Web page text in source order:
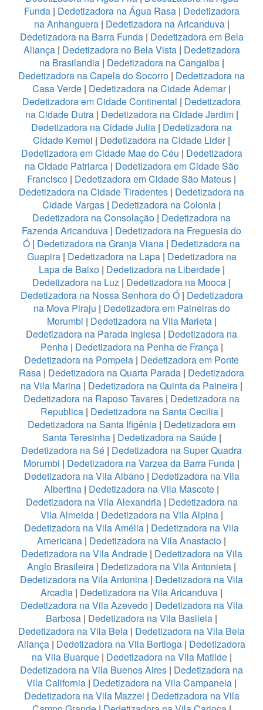
Funda| Dedetizadora na Água Rasa | Dedetizadora
na Anhanguera| Dedetizadora na Aricanduva|
Dedetizadora na Barra Funda | Dedetizadora em Bela
Aliança | Dedetizadora no Bela Vista| Dedetizadora
na Brasilandia| Dedetizadora na Cangaiba|
Dedetizadora na Capela do Socorro | Dedetizadora na
Casa Verde | Dedetizadora na Cidade Ademar|
Dedetizadora em Cidade Continental | Dedetizadora
na Cidade Dutra | Dedetizadora na Cidade Jardim|
Dedetizadora na Cidade Julia | Dedetizadora na
Cidade Kemel | Dedetizadora na Cidade Lider|
Dedetizadora em Cidade Mae do Céu | Dedetizadora
na Cidade Patriarca| Dedetizadora em Cidade São
Francisco | Dedetizadora em Cidade São Mateus |
Dedetizadora na Cidade Tiradentes | Dedetizadora na
Cidade Vargas | Dedetizadora na Colonia |
Dedetizadora na Consolação | Dedetizadora na
Fazenda Aricanduva | Dedetizadora na Freguesia do
Ó | Dedetizadora na Granja Viana | Dedetizadora na
Guapira| Dedetizadora na Lapa| Dedetizadora na
Lapa de Baixo | Dedetizadora na Liberdade |
Dedetizadora na Luz | Dedetizadora na Mooca |
Dedetizadora na Nossa Senhora do Ó| Dedetizadora
na Mova Piraju | Dedetizadora em Paineiras do
Morumbi | Dedetizadora na Vila Marieta|
Dedetizadora na Parada Inglesa | Dedetizadora na
Penha| Dedetizadora na Penha de França |
Dedetizadora na Pompeia | Dedetizadora em Ponte
Rasa | Dedetizadora na Quarta Parada | Dedetizadora
na Vila Marina | Dedetizadora na Quinta da Paineira |
Dedetizadora na Raposo Tavares | Dedetizadora na
Republica| Dedetizadora na Santa Cecilia|
Dedetizadora na Santa Ifigênia | Dedetizadora em
Santa Teresinha| Dedetizadora na Saúde|
Dedetizadora na Sé | Dedetizadora na Super Quadra
Morumbi | Dedetizadora na Varzea da Barra Funda |
Dedetizadora na Vila Albano| Dedetizadora na Vila
Albertina | Dedetizadora na Vila Mascote |
Dedetizadora na Vila Alexandria| Dedetizadora na
Vila Almeida | Dedetizadora na Vila Alpina |
Dedetizadora na Vila Amélia | Dedetizadora na Vila
Americana | Dedetizadora na Vila Anastacio |
Dedetizadora na Vila Andrade| Dedetizadora na Vila
Anglo Brasileira | Dedetizadora na Vila Antonieta |
Dedetizadora na Vila Antonina | Dedetizadora na Vila
Arcadia | Dedetizadora na Vila Aricanduva |
Dedetizadora na Vila Azevedo| Dedetizadora na Vila
Barbosa | Dedetizadora na Vila Basileia |
Dedetizadora na Vila Bela | Dedetizadora na Vila Bela
Aliança | Dedetizadora na Vila Bertioga | Dedetizadora
na Vila Buarque| Dedetizadora na Vila Matilde|
Dedetizadora na Vila Buenos Aires | Dedetizadora na
Vila California | Dedetizadora na Vila Campanela |
Dedetizadora na Vila Mazzei | Dedetizadora na Vila